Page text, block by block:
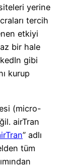
yerine
tercih
etkiyi
bir hale
gibi
kurup
(micro-
airTran
” adlı
tüm